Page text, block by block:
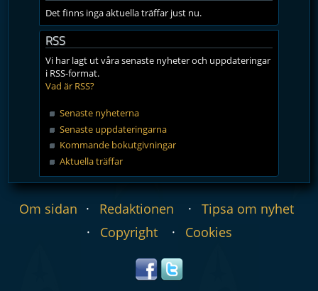
Det finns inga aktuella träffar just nu.
RSS
Vi har lagt ut våra senaste nyheter och uppdateringar
i RSS-format.
Vad är RSS?
Senaste nyheterna
Senaste uppdateringarna
Kommande bokutgivningar
Aktuella träffar
Om sidan Redaktionen
Tipsa om nyhet
Copyright
Cookies